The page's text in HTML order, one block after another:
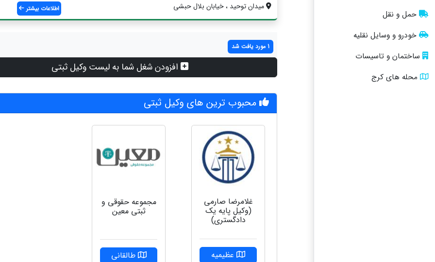
حمل و نقل
خودرو و وسایل نقلیه
ساختمان و تاسیسات
محله های کرج
میدان توحید ، خیابان بلال حبشی اطلاعات بیشتر
1 مورد یافت شد
افزودن شغل شما به لیست وکیل ثبتی
محبوب ترین های وکیل ثبتی
غلامرضا صارمی
(وکیل پایه یک
دادگستری)
عظیمیه
مجموعه حقوقی و
ثبتی معین
طالقانی